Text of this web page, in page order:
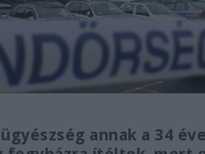
annak a 34